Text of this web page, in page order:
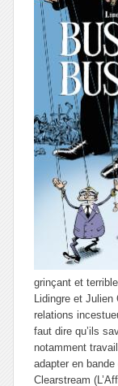
grinçant et
Lidingre et Julien
relations
faut dire qu’ils
notamment
adapter en
Clearstream (